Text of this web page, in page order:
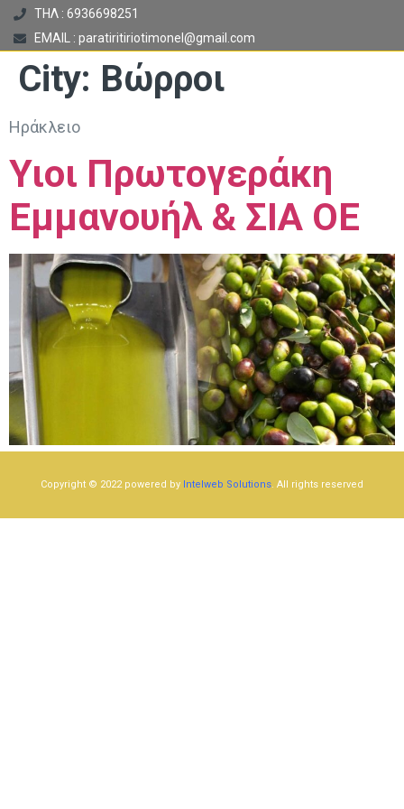
ΤΗΛ : 6936698251
EMAIL : paratiritiriotimonel@gmail.com
City: Βώρροι
Ηράκλειο
Υιοι Πρωτογεράκη
Εμμανουήλ & ΣΙΑ ΟΕ
Copyright © 2022 powered by Intelweb Solutions. All rights reserved​